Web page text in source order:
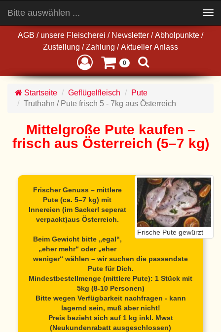
AGB / unsere Fleischerei / Newsletter / Abholpunkte /
Zustellung / Zahlung / Aktueller Anlass
0
Bitte auswählen ...
navigation
Startseite Geflügelfleisch
Pute
Truthahn / Pute frisch 5 - 7kg aus Österreich
Mittelgroße Pute kaufen –
frisch aus Österreich (5–7 kg)
Frische Pute gewürzt
Frischer Genuss – mittlere
Pute (ca. 5–7 kg) mit
Innereien (im Sackerl seperat
verpackt)aus Österreich.
Beim Gewicht bitte „egal“,
„eher mehr“ oder „eher
weniger“ wählen – wir suchen die passendste
Pute für Dich.
Mindestbestellmenge (mittlere Pute): 1 Stück mit
5kg (8-10 Personen)
Bitte wegen Verfügbarkeit nachfragen - kann
lagernd sein, muß aber nicht!
Preis bezieht sich auf 1 kg inkl. Mwst
(Neukundenrabatt ausgeschlossen)